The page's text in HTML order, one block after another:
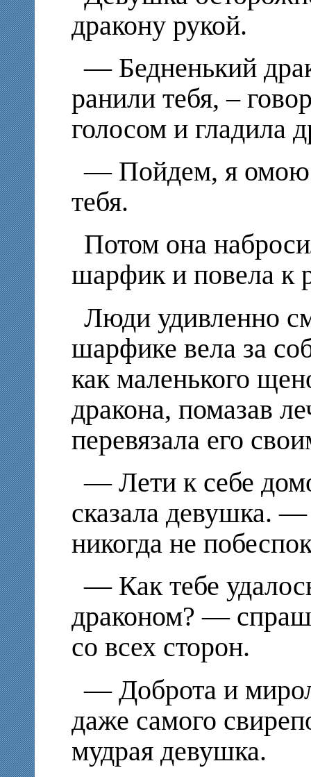
дракону рукой.
— Бедненький
ранили тебя, –
голосом и гладила
— Пойдем, я омою
тебя.
Потом она
шарфик и повела к
Люди удивленно
шарфике вела за
как маленького
дракона, помазав
перевязала его
— Лети к себе
сказала девушка.
никогда не
— Как тебе
драконом? —
со всех сторон.
— Доброта и
даже самого
мудрая девушка.